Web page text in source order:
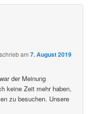
schriebam7. August 2019
der Meinung
keine Zeit mehr haben,
zu besuchen. Unsere